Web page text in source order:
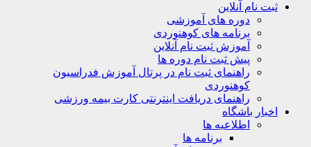
نام آنلاین
دوره های آموزشی
برنامه های کوهنوردی
آموزش ثبت نام آنلاین
پیش ثبت نام دوره ها
راهنمای ثبت نام در پرتال آموزش فدراسیون
کوهنوردی
راهنمای دریافت اینترنتی کارت بیمه ورزشی
باشگاه
اطلاعیه ها
برنامه ها